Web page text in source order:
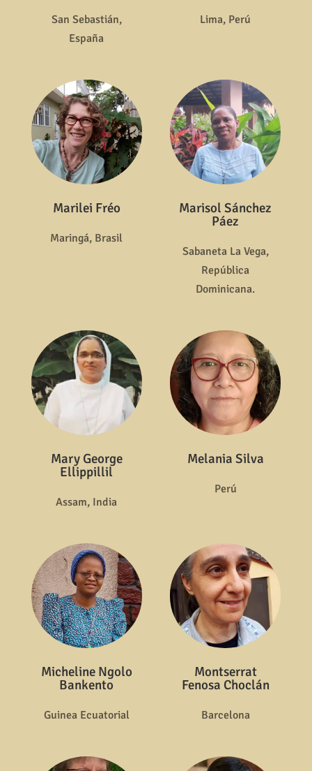
San Sebastián,
España
Lima, Perú
Marilei Fréo
Maringá, Brasil
Marisol Sánchez
Páez
Sabaneta La Vega,
República
Dominicana.
Mary George
Ellippillil
Assam, India
Melania Silva
Perú
Micheline Ngolo
Bankento
Guinea Ecuatorial
Montserrat
Fenosa Choclán
Barcelona